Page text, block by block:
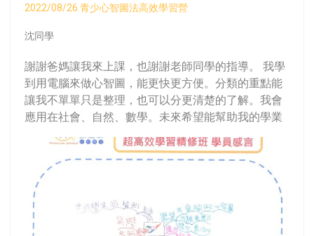
2022/08/26 青少心智圖法高效學習營
沈同學
謝謝爸媽讓我來上課，也謝謝老師同學的指導。 我學
到用電腦來做心智圖，能更快更方便。分類的重點能
讓我不單單只是整理，也可以分更清楚的了解。我會
應用在社會、自然、數學。未來希望能幫助我的學業
更好。 &